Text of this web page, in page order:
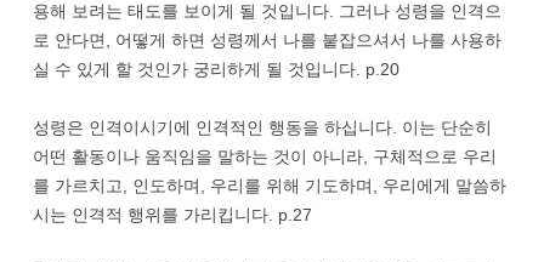
용해 보려는 태도를 보이게 될 것입니다. 그러나 성령을 인격으
로 안다면, 어떻게 하면 성령께서 나를 붙잡으셔서 나를 사용하
실 수 있게 할 것인가 궁리하게 될 것입니다. p.20
성령은 인격이시기에 인격적인 행동을 하십니다. 이는 단순히
어떤 활동이나 움직임을 말하는 것이 아니라, 구체적으로 우리
를 가르치고, 인도하며, 우리를 위해 기도하며, 우리에게 말씀하
시는 인격적 행위를 가리킵니다. p.27